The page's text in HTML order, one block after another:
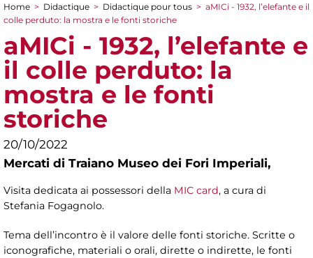
You are here
Home > Didactique > Didactique pour tous > aMICi - 1932, l’elefante e il
colle perduto: la mostra e le fonti storiche
aMICi - 1932, l’elefante e
il colle perduto: la
mostra e le fonti
storiche
20/10/2022
Mercati di Traiano Museo dei Fori Imperiali,
Visita dedicata ai possessori della MIC card, a cura di
Stefania Fogagnolo.
Tema dell’incontro è il valore delle fonti storiche. Scritte o
iconografiche, materiali o orali, dirette o indirette, le fonti